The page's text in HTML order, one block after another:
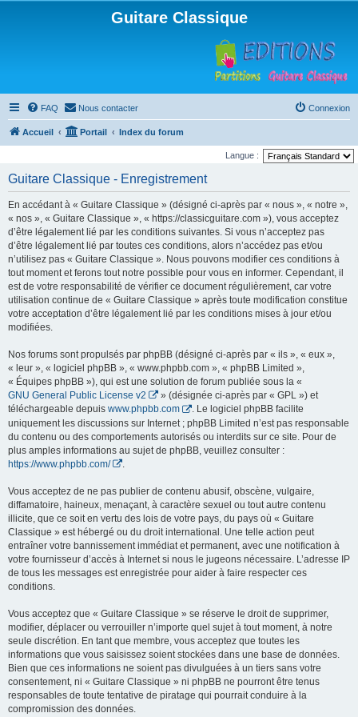
Guitare Classique
FAQ Nous contacter Connexion
Accueil Portail Index du forum
Langue :
Guitare Classique - Enregistrement
En accédant à « Guitare Classique » (désigné ci-après par « nous », « notre »,
« nos », « Guitare Classique », « https://classicguitare.com »), vous acceptez
d’être légalement lié par les conditions suivantes. Si vous n’acceptez pas
d’être légalement lié par toutes ces conditions, alors n’accédez pas et/ou
n’utilisez pas « Guitare Classique ». Nous pouvons modifier ces conditions à
tout moment et ferons tout notre possible pour vous en informer. Cependant, il
est de votre responsabilité de vérifier ce document régulièrement, car votre
utilisation continue de « Guitare Classique » après toute modification constitue
votre acceptation d’être légalement lié par les conditions mises à jour et/ou
modifiées.
Nos forums sont propulsés par phpBB (désigné ci-après par « ils », « eux »,
« leur », « logiciel phpBB », « www.phpbb.com », « phpBB Limited »,
« Équipes phpBB »), qui est une solution de forum publiée sous la «
GNU General Public License v2
» (désignée ci-après par « GPL ») et
téléchargeable depuis www.phpbb.com
. Le logiciel phpBB facilite
uniquement les discussions sur Internet ; phpBB Limited n’est pas responsable
du contenu ou des comportements autorisés ou interdits sur ce site. Pour de
plus amples informations au sujet de phpBB, veuillez consulter :
https://www.phpbb.com/
Vous acceptez de ne pas publier de contenu abusif, obscène, vulgaire,
diffamatoire, haineux, menaçant, à caractère sexuel ou tout autre contenu
illicite, que ce soit en vertu des lois de votre pays, du pays où « Guitare
Classique » est hébergé ou du droit international. Une telle action peut
entraîner votre bannissement immédiat et permanent, avec une notification à
votre fournisseur d’accès à Internet si nous le jugeons nécessaire. L’adresse IP
de tous les messages est enregistrée pour aider à faire respecter ces
conditions.
Vous acceptez que « Guitare Classique » se réserve le droit de supprimer,
modifier, déplacer ou verrouiller n’importe quel sujet à tout moment, à notre
seule discrétion. En tant que membre, vous acceptez que toutes les
informations que vous saisissez soient stockées dans une base de données.
Bien que ces informations ne soient pas divulguées à un tiers sans votre
consentement, ni « Guitare Classique » ni phpBB ne pourront être tenus
responsables de toute tentative de piratage qui pourrait conduire à la
compromission des données.